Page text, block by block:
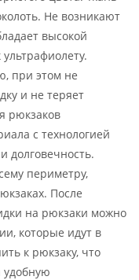
Не возникают
высокой
при этом не
и не теряет
рюкзаков
с технологией
долговечность.
периметру,
После
на рюкзаки можно
которые идут в
к рюкзаку, что